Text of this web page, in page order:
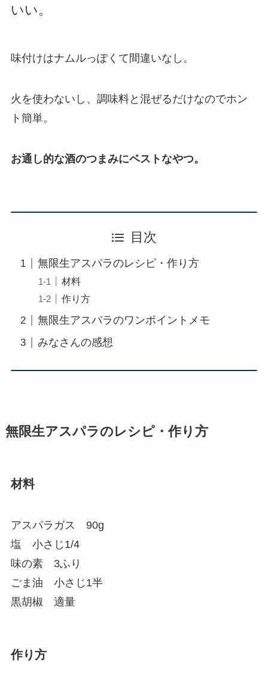
いい。
味付けはナムルっぽくて間違いなし。
火を使わないし、調味料と混ぜるだけなのでホン
ト簡単。
お通し的な酒のつまみにベストなやつ。
目次
無限生アスパラのレシピ・作り方
材料
作り方
無限生アスパラのワンポイントメモ
みなさんの感想
無限生アスパラのレシピ・作り方
材料
アスパラガス 90g
塩 小さじ1/4
味の素 3ふり
ごま油 小さじ1半
黒胡椒 適量
作り方